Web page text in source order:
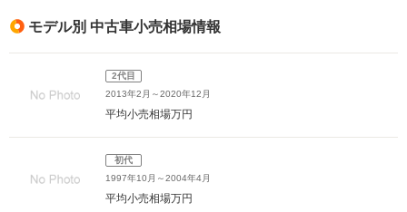
モデル別 中古車小売相場情報
2代目
2013年2月～2020年12月
平均小売相場万円
初代
1997年10月～2004年4月
平均小売相場万円